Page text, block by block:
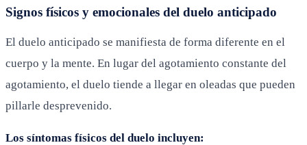
Signos físicos y emocionales del duelo anticipado
El duelo anticipado se manifiesta de forma diferente en el
cuerpo y la mente. En lugar del agotamiento constante del
agotamiento, el duelo tiende a llegar en oleadas que pueden
pillarle desprevenido.
Los síntomas físicos del duelo incluyen: